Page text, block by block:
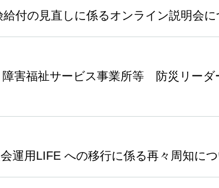
付の見直しに係るオンライン説明会に
害福祉サービス事業所等 防災リーダ
運用LIFE への移行に係る再々周知につ